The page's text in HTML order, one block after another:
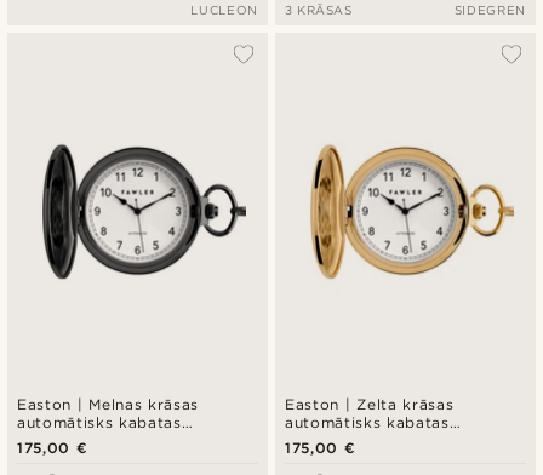
LUCLEON 3 KRĀSAS SIDEGREN
Easton | Melnas krāsas
automātisks kabatas
pulkstenis
175,00 €
Easton | Zelta krāsas
automātisks kabatas
pulkstenis
175,00 €